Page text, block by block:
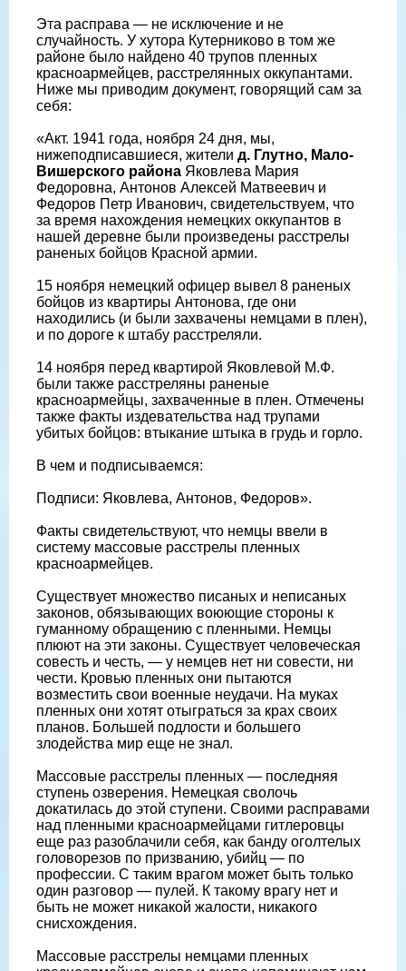
Эта расправа — не исключение и не
случайность. У хутора Кутерниково в том же
районе было найдено 40 трупов пленных
красноармейцев, расстрелянных оккупантами.
Ниже мы приводим документ, говорящий сам за
себя:
«Акт. 1941 года, ноября 24 дня, мы,
нижеподписавшиеся, жители д. Глутно, Мало-
Вишерского района Яковлева Мария
Федоровна, Антонов Алексей Матвеевич и
Федоров Петр Иванович, свидетельствуем, что
за время нахождения немецких оккупантов в
нашей деревне были произведены расстрелы
раненых бойцов Красной армии.
15 ноября немецкий офицер вывел 8 раненых
бойцов из квартиры Антонова, где они
находились (и были захвачены немцами в плен),
и по дороге к штабу расстреляли.
14 ноября перед квартирой Яковлевой М.Ф.
были также расстреляны раненые
красноармейцы, захваченные в плен. Отмечены
также факты издевательства над трупами
убитых бойцов: втыкание штыка в грудь и горло.
В чем и подписываемся:
Подписи: Яковлева, Антонов, Федоров».
Факты свидетельствуют, что немцы ввели в
систему массовые расстрелы пленных
красноармейцев.
Существует множество писаных и неписаных
законов, обязывающих воюющие стороны к
гуманному обращению с пленными. Немцы
плюют на эти законы. Существует человеческая
совесть и честь, — у немцев нет ни совести, ни
чести. Кровью пленных они пытаются
возместить свои военные неудачи. На муках
пленных они хотят отыграться за крах своих
планов. Большей подлости и большего
злодейства мир еще не знал.
Массовые расстрелы пленных — последняя
ступень озверения. Немецкая сволочь
докатилась до этой ступени. Своими расправами
над пленными красноармейцами гитлеровцы
еще раз разоблачили себя, как банду оголтелых
головорезов по призванию, убийц — по
профессии. С таким врагом может быть только
один разговор — пулей. К такому врагу нет и
быть не может никакой жалости, никакого
снисхождения.
Массовые расстрелы немцами пленных